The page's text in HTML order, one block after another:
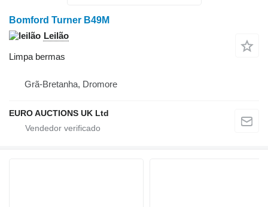
Bomford Turner B49M
Leilão
Limpa bermas
Grã-Bretanha, Dromore
EURO AUCTIONS UK Ltd